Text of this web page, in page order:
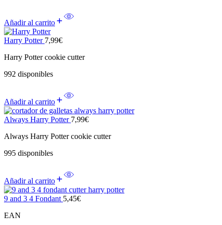
Añadir al carrito
Harry Potter 7,99€
Harry Potter cookie cutter
992 disponibles
Añadir al carrito
Always Harry Potter 7,99€
Always Harry Potter cookie cutter
995 disponibles
Añadir al carrito
9 and 3 4 Fondant 5,45€
EAN